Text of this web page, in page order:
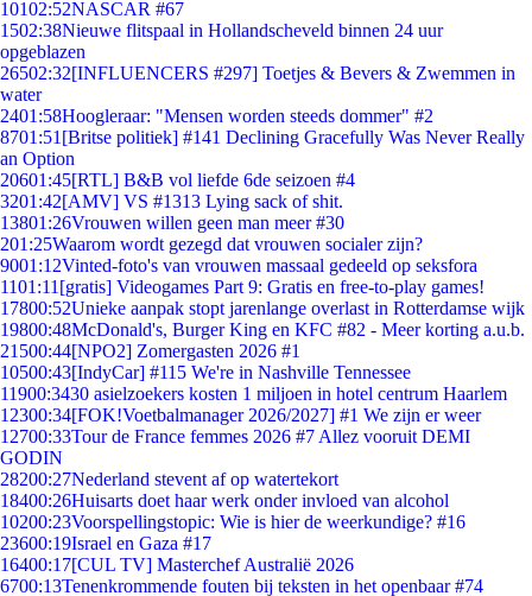
10102:52NASCAR #67
1502:38Nieuwe flitspaal in Hollandscheveld binnen 24 uur
opgeblazen
26502:32[INFLUENCERS #297] Toetjes & Bevers & Zwemmen in
water
2401:58Hoogleraar: "Mensen worden steeds dommer" #2
8701:51 [Britse politiek] #141 Declining Gracefully Was Never Really
an Option
20601:45[RTL] B&B vol liefde 6de seizoen #4
3201:42[AMV] VS #1313 Lying sack of shit.
13801:26Vrouwen willen geen man meer #30
201:25Waarom wordt gezegd dat vrouwen socialer zijn?
9001:12Vinted-foto's van vrouwen massaal gedeeld op seksfora
1101:11 [gratis] Videogames Part 9: Gratis en free-to-play games!
17800:52Unieke aanpak stopt jarenlange overlast in Rotterdamse wijk
19800:48McDonald's, Burger King en KFC #82 - Meer korting a.u.b.
21500:44[NPO2] Zomergasten 2026 #1
10500:43[IndyCar] #115 We're in Nashville Tennessee
11900:3430 asielzoekers kosten 1 miljoen in hotel centrum Haarlem
12300:34[FOK!Voetbalmanager 2026/2027] #1 We zijn er weer
12700:33Tour de France femmes 2026 #7 Allez vooruit DEMI
GODIN
28200:27Nederland stevent af op watertekort
18400:26Huisarts doet haar werk onder invloed van alcohol
10200:23Voorspellingstopic: Wie is hier de weerkundige? #16
23600:19Israel en Gaza #17
16400:17[CUL TV] Masterchef Australië 2026
6700:13Tenenkrommende fouten bij teksten in het openbaar #74